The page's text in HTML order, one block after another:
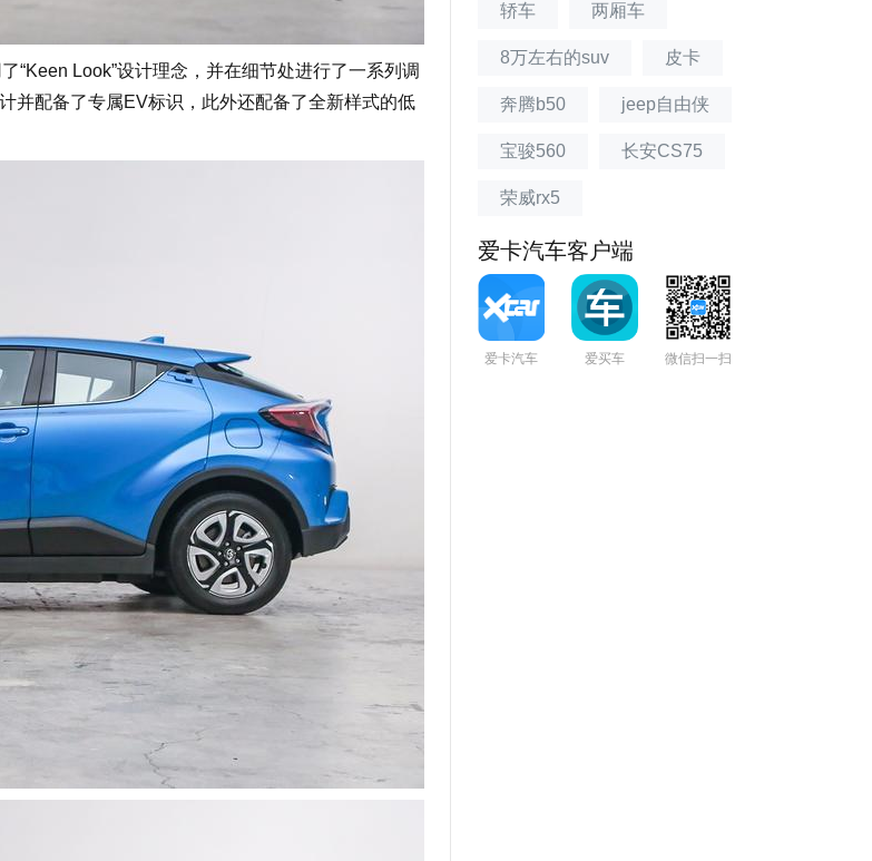
Look”设计理念，并在细节处进行了一系列调
并配备了专属EV标识，此外还配备了全新样式的低
轿车 两厢车
8万左右的suv 皮卡
奔腾b50 jeep自由侠
宝骏560 长安CS75
荣威rx5
爱卡汽车客户端
爱卡汽车 爱买车 微信扫一扫